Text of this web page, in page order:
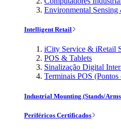
Environmental
Intelligent Retail
iCity Service & iRetail
POS & Tablets
Sinalização Digital
Terminais POS (Pontos
Industrial Mounting (Stands/
Periféricos Certificados